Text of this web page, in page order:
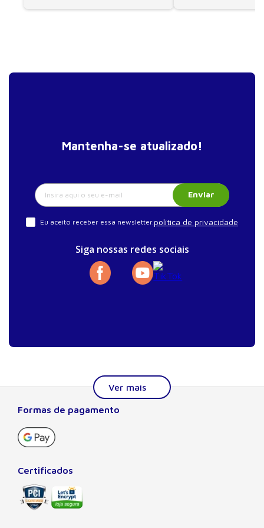
Mantenha-se atualizado!
Enviar
Eu aceito receber essa newsletter. política de privacidade
Siga nossas redes sociais
A Editora Manole é líder em prover conteúdo essencial à
científicas, técnicas e profissionais. Seu catálogo, com
quase dois mil títulos de autores nacionais e estrangeiros,
preza pela excelência gráfica e editorial, buscando oferecer
ao leitor o melhor da produção acadêmica e científica
Formas de pagamento
Certificados